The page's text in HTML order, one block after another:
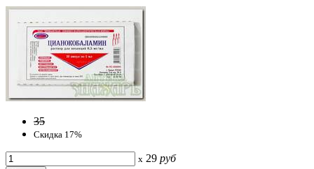
35
Скидка 17%
x 29 руб